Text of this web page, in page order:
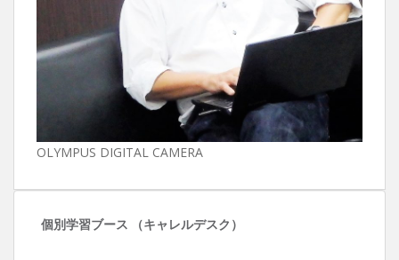
OLYMPUS DIGITAL CAMERA
個別学習ブース （キャレルデスク）